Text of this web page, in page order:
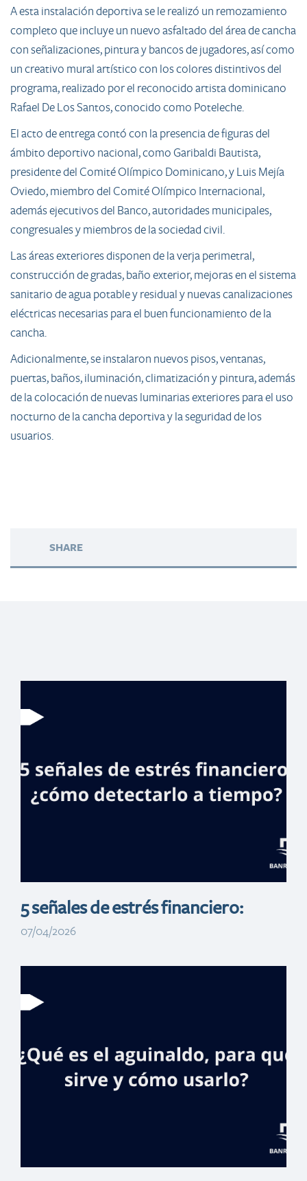
A esta instalación deportiva se le realizó un remozamiento
completo que incluye un nuevo asfaltado del área de cancha
con señalizaciones, pintura y bancos de jugadores, así como
un creativo mural artístico con los colores distintivos del
programa, realizado por el reconocido artista dominicano
Rafael De Los Santos, conocido como Poteleche.
El acto de entrega contó con la presencia de figuras del
ámbito deportivo nacional, como Garibaldi Bautista,
presidente del Comité Olímpico Dominicano, y Luis Mejía
Oviedo, miembro del Comité Olímpico Internacional,
además ejecutivos del Banco, autoridades municipales,
congresuales y miembros de la sociedad civil.
Las áreas exteriores disponen de la verja perimetral,
construcción de gradas, baño exterior, mejoras en el sistema
sanitario de agua potable y residual y nuevas canalizaciones
eléctricas necesarias para el buen funcionamiento de la
cancha.
Adicionalmente, se instalaron nuevos pisos, ventanas,
puertas, baños, iluminación, climatización y pintura, además
de la colocación de nuevas luminarias exteriores para el uso
nocturno de la cancha deportiva y la seguridad de los
usuarios.
SHARE
Juega RD
remoza cancha
de El Manguito
5 señales de estrés financiero:
07/04/2026
Juega RD
remoza cancha
de El Manguito